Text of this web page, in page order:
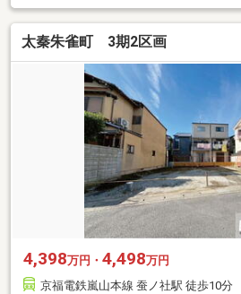
太秦朱雀町 3期2区画
4,398万円・ 4,498万円
京福電鉄嵐山本線 蚕ノ社駅 徒歩10分